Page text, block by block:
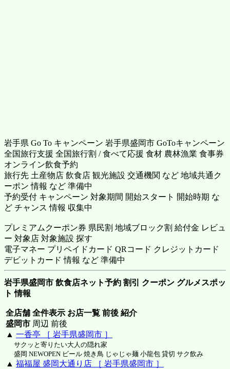
岩手県 Go To キャンペーン 岩手県盛岡市 GoToキャンペーン
全国旅行支援 全国旅行割 / 食べて応援 食材 農林漁業 食事券
オンライン飲食予約
旅行先 土産物店 飲食店 観光施設 交通機関 など 地域共通ク
ーポン 情報 など 準備中
予約受付 キャンペーン 対象期間 開始スタート 開始時期 な
ど チャンス 情報 収集中
プレミアムクーポン券 県民割 地域ブロック割 給付金 レビュ
ー 対象店 対象施設 探す
電子マネー プリペイドカード QRコード クレジットカード
デビットカード 情報 など 準備中
岩手県盛岡市 飲食店ネット予約 割引 クーポン グルメスポッ
ト 情報
全店舗 全件表示 お店一覧 前後 紹介
盛岡市 周辺 前後
▲ 一香亭 ［ 岩手県盛岡市 ］
サクッと寄りたい大人の隠れ家
盛岡 NEWOPEN ビール 焼き鳥 じゃじゃ麺 小龍包 貸切 サク飲み
▲ 福福屋 盛岡大通り店 ［ 岩手県盛岡市 ］